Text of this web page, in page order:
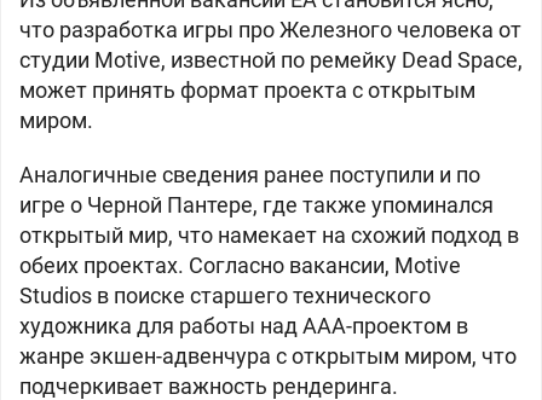
что разработка игры про Железного человека от
студии Motive, известной по ремейку Dead Space,
может принять формат проекта с открытым
миром.
Аналогичные сведения ранее поступили и по
игре о Черной Пантере, где также упоминался
открытый мир, что намекает на схожий подход в
обеих проектах. Согласно вакансии, Motive
Studios в поиске старшего технического
художника для работы над ААА-проектом в
жанре экшен-адвенчура с открытым миром, что
подчеркивает важность рендеринга.